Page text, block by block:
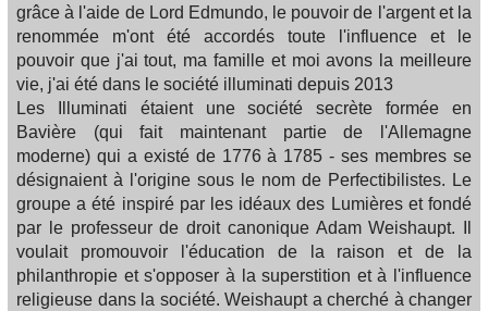
grâce à l'aide de Lord Edmundo, le pouvoir de l'argent et la
renommée m'ont été accordés toute l'influence et le
pouvoir que j'ai tout, ma famille et moi avons la meilleure
vie, j'ai été dans le société illuminati depuis 2013
Les Illuminati étaient une société secrète formée en
Bavière (qui fait maintenant partie de l'Allemagne
moderne) qui a existé de 1776 à 1785 - ses membres se
désignaient à l'origine sous le nom de Perfectibilistes. Le
groupe a été inspiré par les idéaux des Lumières et fondé
par le professeur de droit canonique Adam Weishaupt. Il
voulait promouvoir l'éducation de la raison et de la
philanthropie et s'opposer à la superstition et à l'influence
religieuse dans la société. Weishaupt a cherché à changer